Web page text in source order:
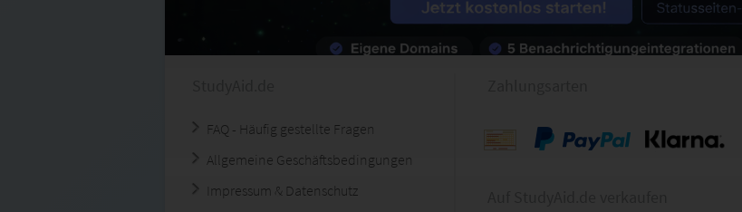
FAQ - Häufig gestellte Fragen
Allgemeine Geschäftsbedingungen
Impressum & Datenschutz